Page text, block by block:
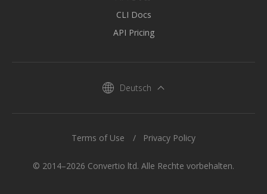
CLI Docs
API Pricing
Deutsch
© 2014–2026 Convertio ltd. Alle Rechte vorbehalten.
Terms of Use Privacy Policy